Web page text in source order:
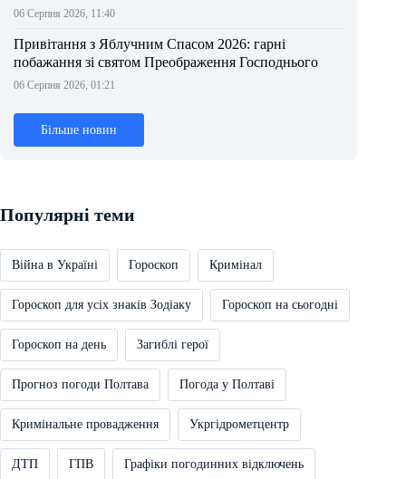
06 Серпня 2026, 11:40
Привітання з Яблучним Спасом 2026: гарні
побажання зі святом Преображення Господнього
06 Серпня 2026, 01:21
Більше новин
Популярні теми
Війна в Україні Гороскоп Кримінал
Гороскоп для усіх знаків Зодіаку Гороскоп на сьогодні
Гороскоп на день Загиблі герої
Прогноз погоди Полтава Погода у Полтаві
Кримінальне провадження Укргідрометцентр
ДТП ГПВ Графіки погодинних відключень